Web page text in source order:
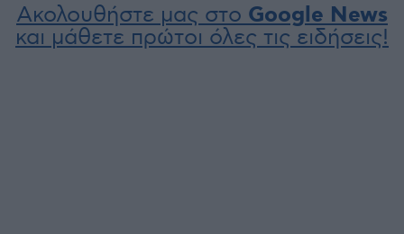
Ακολουθήστε μας στο Google News
και μάθετε πρώτοι όλες τις ειδήσεις!